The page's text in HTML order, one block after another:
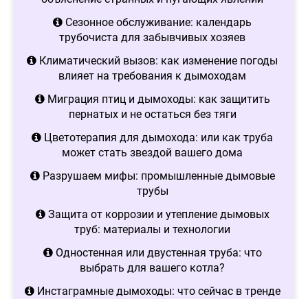
Сезонное обслуживание: календарь
трубочиста для забывчивых хозяев
Климатический вызов: как изменение погоды
влияет на требования к дымоходам
Миграция птиц и дымоходы: как защитить
пернатых и не остаться без тяги
Цветотерапия для дымохода: или как труба
может стать звездой вашего дома
Разрушаем мифы: промышленные дымовые
трубы
Защита от коррозии и утепление дымовых
труб: материалы и технологии
Одностенная или двустенная труба: что
выбрать для вашего котла?
Инстаграмные дымоходы: что сейчас в тренде